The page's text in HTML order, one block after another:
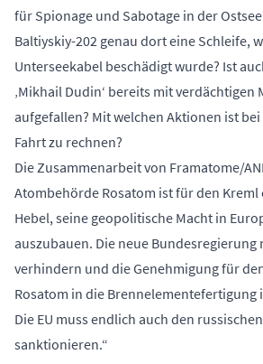
für Spionage und Sabotage in der
Baltiyskiy-202 genau dort eine Schleife,
Unterseekabel beschädigt wurde? Ist
‚Mikhail Dudin‘ bereits mit verdächtigen
aufgefallen? Mit welchen Aktionen ist
Fahrt zu rechnen?
Die Zusammenarbeit von Framatome/
Atombehörde Rosatom ist für den
Hebel, seine geopolitische Macht in
auszubauen. Die neue Bundesregierung
verhindern und die Genehmigung für
Rosatom in die Brennelementefertigung
Die EU muss endlich auch den
sanktionieren.“